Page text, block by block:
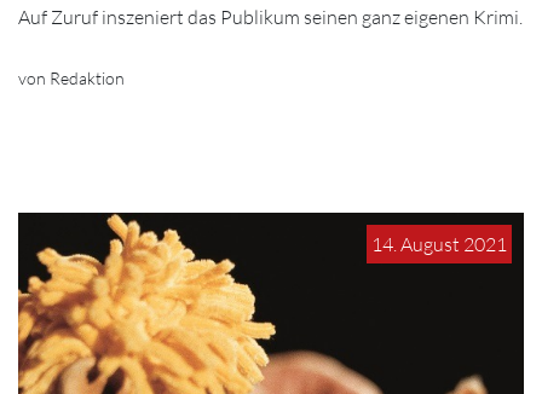
Auf Zuruf inszeniert das Publikum seinen ganz eigenen Krimi.
von Redaktion
14. August 2021